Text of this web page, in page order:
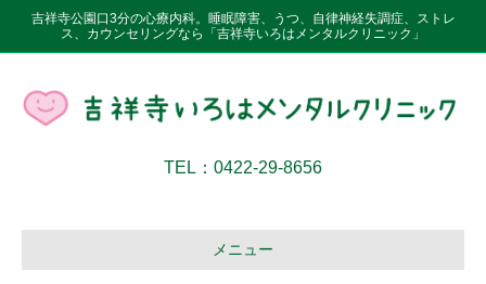
吉祥寺公園口3分の心療内科。睡眠障害、うつ、自律神経失調症、ストレ
ス、カウンセリングなら「吉祥寺いろはメンタルクリニック」
TEL：0422-29-8656
メニュー